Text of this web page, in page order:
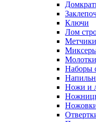
Ключи
Лом
Наборы
Ножи и